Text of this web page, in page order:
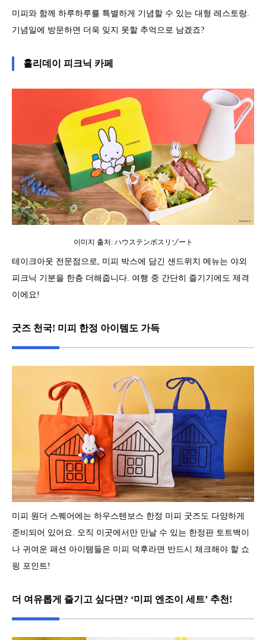
미피와 함께 하루하루를 특별하게 기념할 수 있는 대형 레스토랑.
기념일에 방문하면 더욱 잊지 못할 추억으로 남겠죠?
홀리데이 피크닉 카페
이미지 출처: ハウステンボスリゾート
테이크아웃 전문점으로, 미피 박스에 담긴 샌드위치 메뉴는 야외
피크닉 기분을 한층 더해줍니다. 여행 중 간단히 즐기기에도 제격
이에요!
굿즈 천국! 미피 한정 아이템도 가득
미피 원더 스퀘어에는 하우스텐보스 한정 미피 굿즈도 다양하게
준비되어 있어요. 오직 이곳에서만 만날 수 있는 한정판 토트백이
나 귀여운 패션 아이템들은 미피 덕후라면 반드시 체크해야 할 쇼
핑 포인트!
더 여유롭게 즐기고 싶다면? ‘미피 엔조이 세트’ 추천!